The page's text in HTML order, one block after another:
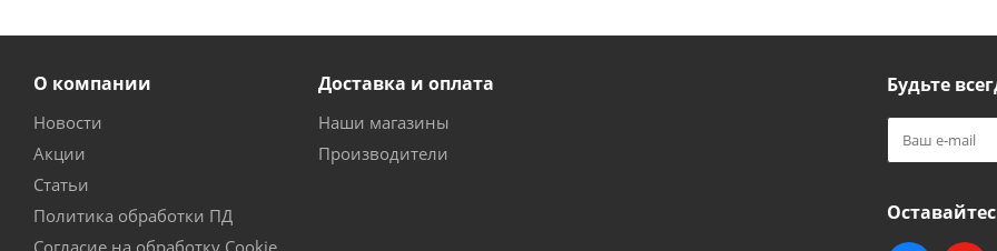
О компании
Новости
Акции
Статьи
Политика обработки ПД
Согласие на обработку Cookie
Доставка и оплата
Наши магазины
Производители
Будьте